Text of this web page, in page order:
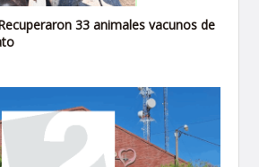
33 animales vacunos de